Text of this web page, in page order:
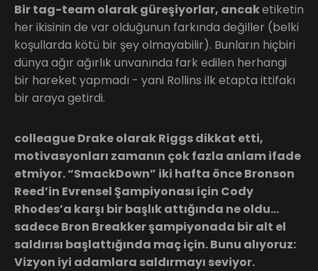
Bir tag-team olarak güreşiyorlar, ancaketiketin
her ikisinin de var olduğunun farkında değiller (belki
koşullarda kötü bir şey olmayabilir). Bunların hiçbiri
dünya ağır ağırlık unvanında fark edilen herhangi
bir hareket yapmadı - yani Rollins ilk etapta ittifakı
bir araya getirdi.
colleague Drake olarak Riggs dikkat etti,
motivasyonları zamanın çok fazla anlam ifade
etmiyor. “SmackDown” iki hafta önce Bronson
Reed’in Evrensel Şampiyonası için Cody
Rhodes’a karşı bir başlık attığında ne oldu…
sadece Bron Breakker şampiyonada bir alt el
saldırısı başlattığında maç için. Bunu alıyoruz:
Vizyon iyi adamlara saldırmayı seviyor.